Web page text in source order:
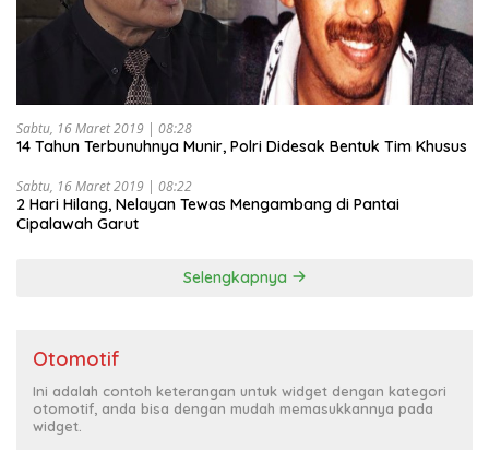
Sabtu, 16 Maret 2019 | 08:28
14 Tahun Terbunuhnya Munir, Polri Didesak Bentuk Tim Khusus
Sabtu, 16 Maret 2019 | 08:22
2 Hari Hilang, Nelayan Tewas Mengambang di Pantai
Cipalawah Garut
Selengkapnya
Otomotif
Ini adalah contoh keterangan untuk widget dengan kategori
otomotif, anda bisa dengan mudah memasukkannya pada
widget.